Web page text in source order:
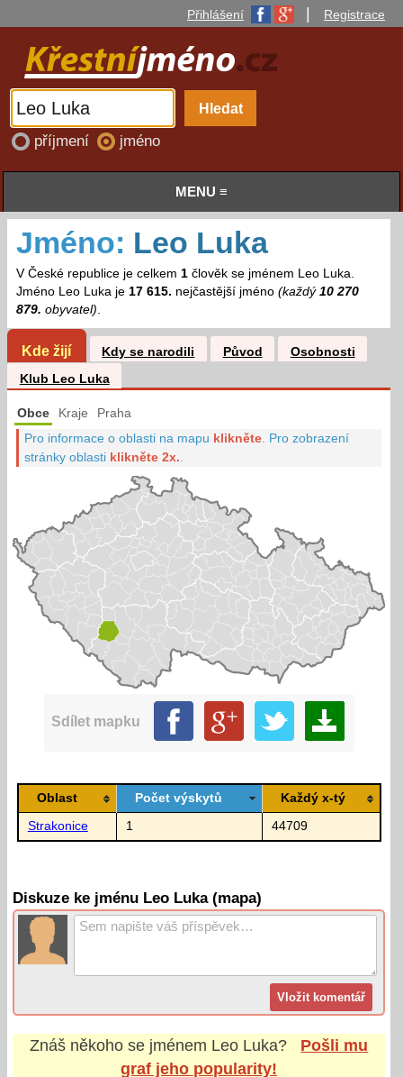
Přihlášení Registrace
příjmení jméno
MENU ≡
Jméno: Leo Luka
V České republice je celkem 1člověk se jménem Leo Luka.
Jméno Leo Luka je 17 615. nejčastější jméno (každý 10 270
879. obyvatel).
Kde žijí Kdy se narodili Původ
Osobnosti
Klub Leo Luka
Obce Kraje Praha
Pro informace o oblasti na mapu klikněte Pro zobrazení
stránky oblasti klikněte 2x.
Sdílet mapku
Oblast Počet výskytů Každý x-tý
Strakonice 1 44709
Diskuze ke jménu Leo Luka (mapa)
Znáš někoho se jménem Leo Luka?
Pošli mu
graf jeho popularity!